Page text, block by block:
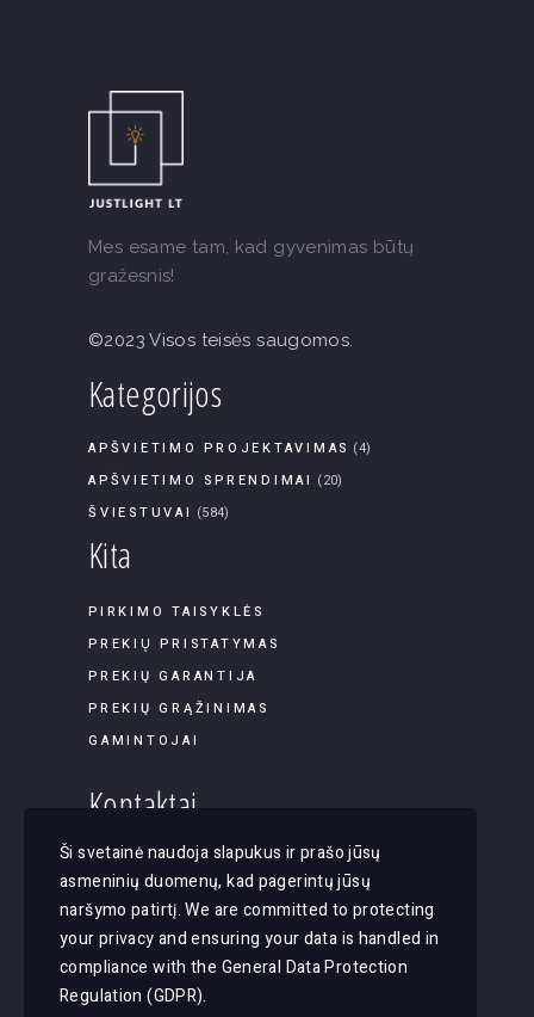
Mes esame tam, kad gyvenimas būtų
gražesnis!
©2023 Visos teisės saugomos.
Kategorijos
APŠVIETIMO PROJEKTAVIMAS (4)
APŠVIETIMO SPRENDIMAI (20)
ŠVIESTUVAI (584)
Kita
PIRKIMO TAISYKLĖS
PREKIŲ PRISTATYMAS
PREKIŲ GARANTIJA
PREKIŲ GRĄŽINIMAS
GAMINTOJAI
Kontaktai
Panerių g. 45B-9, LT-03202, Vilnius
El. paštas: apsvietimas@justlight.lt
Tel. +370 655 29065
Ši svetainė naudoja slapukus ir prašo jūsų
asmeninių duomenų, kad pagerintų jūsų
naršymo patirtį. We are committed to protecting
your privacy and ensuring your data is handled in
compliance with the General Data Protection
Regulation (GDPR).